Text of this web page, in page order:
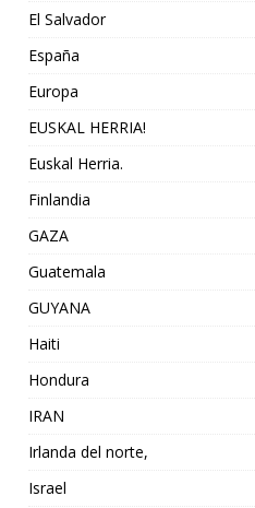
El Salvador
España
Europa
EUSKAL HERRIA!
Euskal Herria.
Finlandia
GAZA
Guatemala
GUYANA
Haiti
Hondura
IRAN
Irlanda del norte,
Israel